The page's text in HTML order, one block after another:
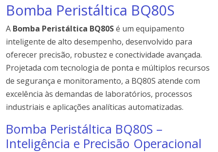
Bomba Peristáltica BQ80S
A Bomba Peristáltica BQ80Sé um equipamento
inteligente de alto desempenho, desenvolvido para
oferecer precisão, robustez e conectividade avançada.
Projetada com tecnologia de ponta e múltiplos recursos
de segurança e monitoramento, a BQ80S atende com
excelência às demandas de laboratórios, processos
industriais e aplicações analíticas automatizadas.
Bomba Peristáltica BQ80S –
Inteligência e Precisão Operacional